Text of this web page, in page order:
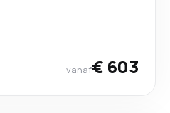
vanaf€ 603